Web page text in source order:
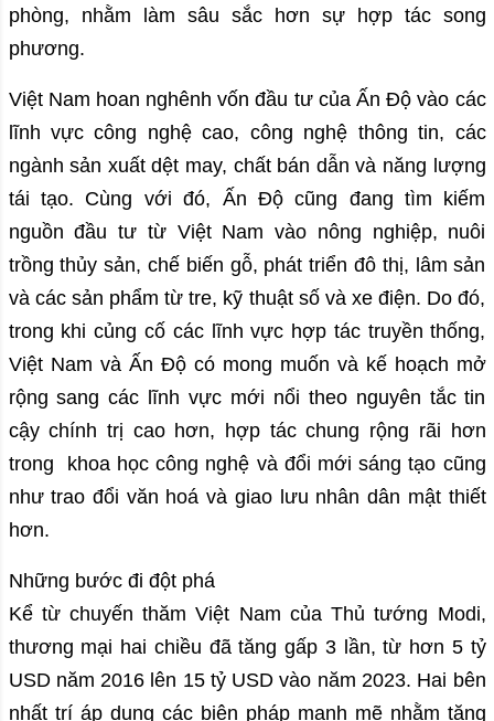
phòng, nhằm làm sâu sắc hơn sự hợp tác song
phương.
Việt Nam hoan nghênh vốn đầu tư của Ấn Độ vào các
lĩnh vực công nghệ cao, công nghệ thông tin, các
ngành sản xuất dệt may, chất bán dẫn và năng lượng
tái tạo. Cùng với đó, Ấn Độ cũng đang tìm kiếm
nguồn đầu tư từ Việt Nam vào nông nghiệp, nuôi
trồng thủy sản, chế biến gỗ, phát triển đô thị, lâm sản
và các sản phẩm từ tre, kỹ thuật số và xe điện. Do đó,
trong khi củng cố các lĩnh vực hợp tác truyền thống,
Việt Nam và Ấn Độ có mong muốn và kế hoạch mở
rộng sang các lĩnh vực mới nổi theo nguyên tắc tin
cậy chính trị cao hơn, hợp tác chung rộng rãi hơn
trong khoa học công nghệ và đổi mới sáng tạo cũng
như trao đổi văn hoá và giao lưu nhân dân mật thiết
hơn.
Những bước đi đột phá
Kể từ chuyến thăm Việt Nam của Thủ tướng Modi,
thương mại hai chiều đã tăng gấp 3 lần, từ hơn 5 tỷ
USD năm 2016 lên 15 tỷ USD vào năm 2023. Hai bên
nhất trí áp dụng các biện pháp mạnh mẽ nhằm tăng